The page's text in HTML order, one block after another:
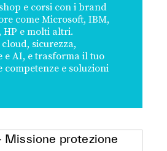
e corsi con i brand
come Microsoft, IBM,
HP e molti altri.
sicurezza,
e AI, e trasforma il tuo
competenze e soluzioni
Missione protezione